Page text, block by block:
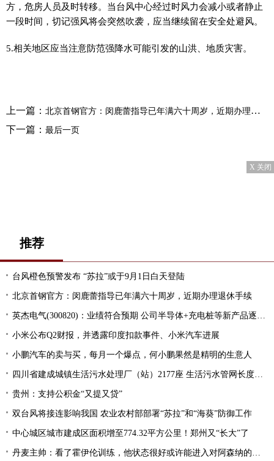
方，危房人员及时转移。当台风中心经过时风力会减小或者静止
一段时间，切记强风将会突然吹袭，应当继续留在安全处避风。
5.相关地区应当注意防范强降水可能引发的山洪、地质灾害。
上一篇： 北京首钢官方：闵鹿蕾指导已年满六十周岁，近期办理退休手续
下一篇： 最后一页
X 关闭
推荐
台风橙色预警发布 “苏拉”或于9月1日白天登陆
北京首钢官方：闵鹿蕾指导已年满六十周岁，近期办理退休手续
英杰电气(300820)：业绩符合预期 公司半导体+充电桩等新产品逐步进入收获期
小米公布Q2财报，并透露印度扣款事件、小米汽车进展
小鹏汽车的卖与买，每月一个爆点，何小鹏果然是精明的生意人
四川省建成城镇生活污水处理厂（站）2177座 生活污水管网长度突破5万公里
贵州：支持公积金“又提又贷”
双台风将接连影响我国 农业农村部部署“苏拉”和“海葵”防御工作
中心城区城市建成区面积增至774.32平方公里！郑州又“长大”了
丹麦主帅：看了霍伊伦训练，他状态很好或许能进入对阿森纳的名单